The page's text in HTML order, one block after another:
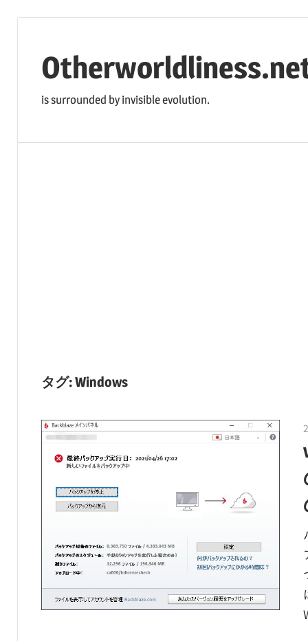
ス
is surrounded by invisible evolution.
タグ:Windows